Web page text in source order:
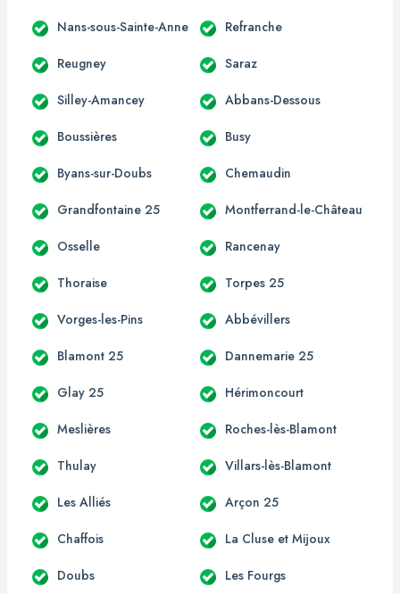
Nans-sous-Sainte-Anne Refranche
Reugney Saraz
Silley-Amancey Abbans-Dessous
Boussières Busy
Byans-sur-Doubs Chemaudin
Grandfontaine 25 Montferrand-le-Château
Osselle Rancenay
Thoraise Torpes 25
Vorges-les-Pins Abbévillers
Blamont 25 Dannemarie 25
Glay 25 Hérimoncourt
Meslières Roches-lès-Blamont
Thulay Villars-lès-Blamont
Les Alliés Arçon 25
Chaffois La Cluse et Mijoux
Doubs Les Fourgs